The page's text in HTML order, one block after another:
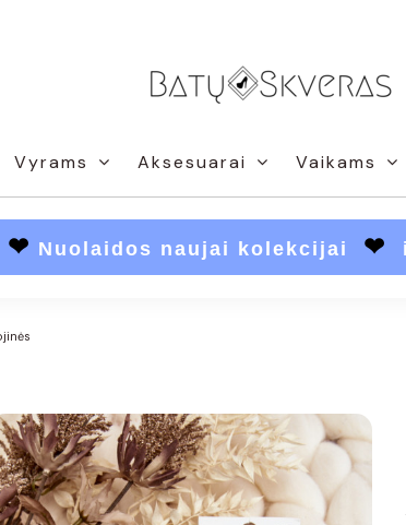
Vyrams Aksesuarai Vaikams
❤ Nuolaidos naujai kolekcijai ❤